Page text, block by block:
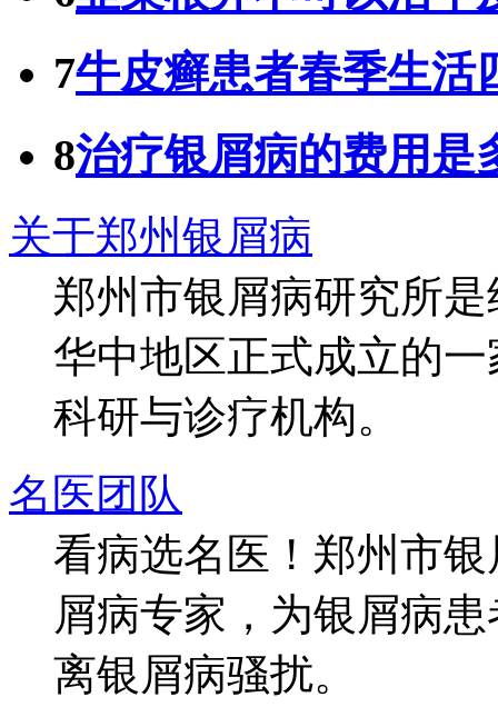
7牛皮癣患者春季生活
8治疗银屑病的费用是
关于郑州银屑病
郑州市银屑病研究所
华中地区正式成立的
科研与诊疗机构。
名医团队
看病选名医！郑州市
屑病专家，为银屑病
离银屑病骚扰。